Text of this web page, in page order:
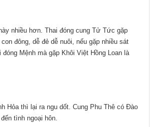
nhiều hơn. Thai đóng cung Tử Tức gặp
đông, dễ đẻ dễ nuôi, nếu gặp nhiều sát
Mệnh mà gặp Khôi Việt Hồng Loan là
Hỏa thì lại ra ngu dốt. Cung Phu Thê có Đào
tình ngoại hôn.